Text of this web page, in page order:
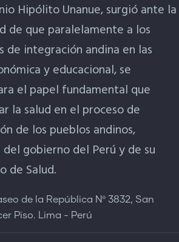
Hipólito Unanue, surgió ante la
de que paralelamente a los
de integración andina en las
y educacional, se
el papel fundamental que
la salud en el proceso de
de los pueblos andinos,
gobierno del Perú y de su
de Salud.
de la República Nº 3832, San
Piso. Lima - Perú